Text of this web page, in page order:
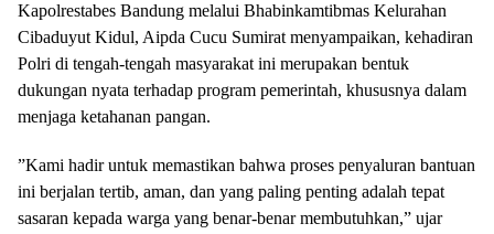
​Kapolrestabes Bandung melalui Bhabinkamtibmas Kelurahan
Cibaduyut Kidul, Aipda Cucu Sumirat menyampaikan, kehadiran
Polri di tengah-tengah masyarakat ini merupakan bentuk
dukungan nyata terhadap program pemerintah, khususnya dalam
menjaga ketahanan pangan.
​”Kami hadir untuk memastikan bahwa proses penyaluran bantuan
ini berjalan tertib, aman, dan yang paling penting adalah tepat
sasaran kepada warga yang benar-benar membutuhkan,” ujar